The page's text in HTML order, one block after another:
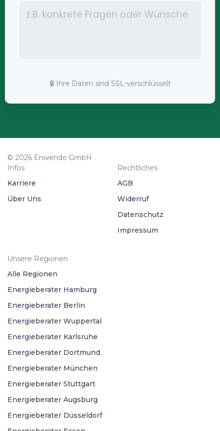
🔒 Ihre Daten sind SSL-verschlüsselt
© 2026 Enwendo GmbH
Infos
Karriere
Über Uns
Rechtliches
AGB
Widerruf
Datenschutz
Impressum
Unsere Regionen
Alle Regionen
Energieberater Hamburg
Energieberater Berlin
Energieberater Wuppertal
Energieberater Karlsruhe
Energieberater Dortmund
Energieberater München
Energieberater Stuttgart
Energieberater Augsburg
Energieberater Düsseldorf